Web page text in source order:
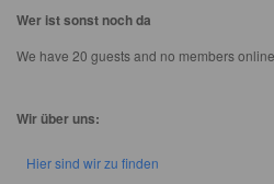
Wer ist sonst noch da
We have 20 guests and no members online
Wir über uns:
Hier sind wir zu finden